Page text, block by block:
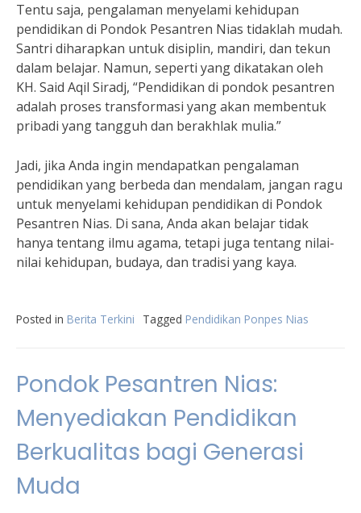
Tentu saja, pengalaman menyelami kehidupan
pendidikan di Pondok Pesantren Nias tidaklah mudah.
Santri diharapkan untuk disiplin, mandiri, dan tekun
dalam belajar. Namun, seperti yang dikatakan oleh
KH. Said Aqil Siradj, “Pendidikan di pondok pesantren
adalah proses transformasi yang akan membentuk
pribadi yang tangguh dan berakhlak mulia.”
Jadi, jika Anda ingin mendapatkan pengalaman
pendidikan yang berbeda dan mendalam, jangan ragu
untuk menyelami kehidupan pendidikan di Pondok
Pesantren Nias. Di sana, Anda akan belajar tidak
hanya tentang ilmu agama, tetapi juga tentang nilai-
nilai kehidupan, budaya, dan tradisi yang kaya.
Posted in Berita Terkini Tagged Pendidikan Ponpes Nias
Pondok Pesantren Nias:
Menyediakan Pendidikan
Berkualitas bagi Generasi
Muda